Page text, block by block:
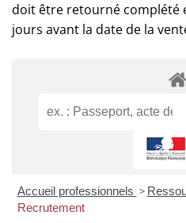
doit être retourné complété
jours avant la date de la
Accueil professionnels >
Recrutement